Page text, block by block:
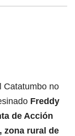
Catatumbo no
Freddy
de Acción
zona rural de